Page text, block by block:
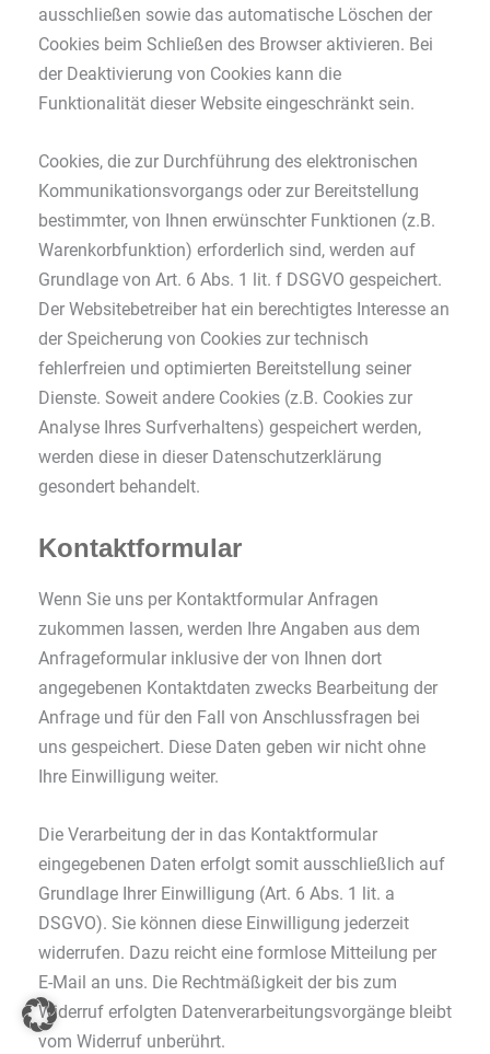
ausschließen sowie das automatische Löschen der
Cookies beim Schließen des Browser aktivieren. Bei
der Deaktivierung von Cookies kann die
Funktionalität dieser Website eingeschränkt sein.
Cookies, die zur Durchführung des elektronischen
Kommunikationsvorgangs oder zur Bereitstellung
bestimmter, von Ihnen erwünschter Funktionen (z.B.
Warenkorbfunktion) erforderlich sind, werden auf
Grundlage von Art. 6 Abs. 1 lit. f DSGVO gespeichert.
Der Websitebetreiber hat ein berechtigtes Interesse an
der Speicherung von Cookies zur technisch
fehlerfreien und optimierten Bereitstellung seiner
Dienste. Soweit andere Cookies (z.B. Cookies zur
Analyse Ihres Surfverhaltens) gespeichert werden,
werden diese in dieser Datenschutzerklärung
gesondert behandelt.
Kontaktformular
Wenn Sie uns per Kontaktformular Anfragen
zukommen lassen, werden Ihre Angaben aus dem
Anfrageformular inklusive der von Ihnen dort
angegebenen Kontaktdaten zwecks Bearbeitung der
Anfrage und für den Fall von Anschlussfragen bei
uns gespeichert. Diese Daten geben wir nicht ohne
Ihre Einwilligung weiter.
Die Verarbeitung der in das Kontaktformular
eingegebenen Daten erfolgt somit ausschließlich auf
Grundlage Ihrer Einwilligung (Art. 6 Abs. 1 lit. a
DSGVO). Sie können diese Einwilligung jederzeit
widerrufen. Dazu reicht eine formlose Mitteilung per
E-Mail an uns. Die Rechtmäßigkeit der bis zum
Widerruf erfolgten Datenverarbeitungsvorgänge bleibt
vom Widerruf unberührt.